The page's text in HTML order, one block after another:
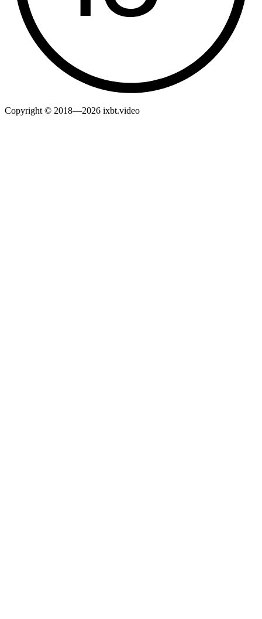
Copyright © 2018—2026 ixbt.video